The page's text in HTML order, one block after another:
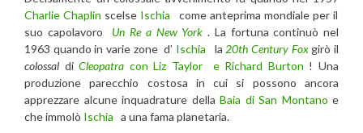
Charlie Chaplin scelse Ischia come anteprima mondiale per il
suo capolavoro Un Re a New York . La fortuna continuò nel
1963 quando in varie zone d’ Ischia la 20th Century Foxgirò il
colossal diCleopatra con Liz Taylor e Richard Burton ! Una
produzione parecchio costosa in cui si possono ancora
apprezzare alcune inquadrature della Baia di San Montano e
che immolò Ischia a una fama planetaria.